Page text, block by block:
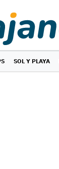
SOL Y PLAYA